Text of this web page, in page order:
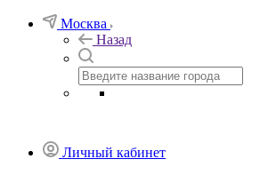
Москва
Назад
Личный кабинет